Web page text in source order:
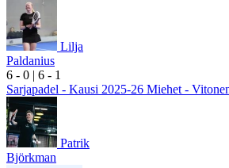
Lilja
Paldanius
6 - 0 | 6 - 1
Sarjapadel - Kausi 2025-26 Miehet -
Patrik
Björkman